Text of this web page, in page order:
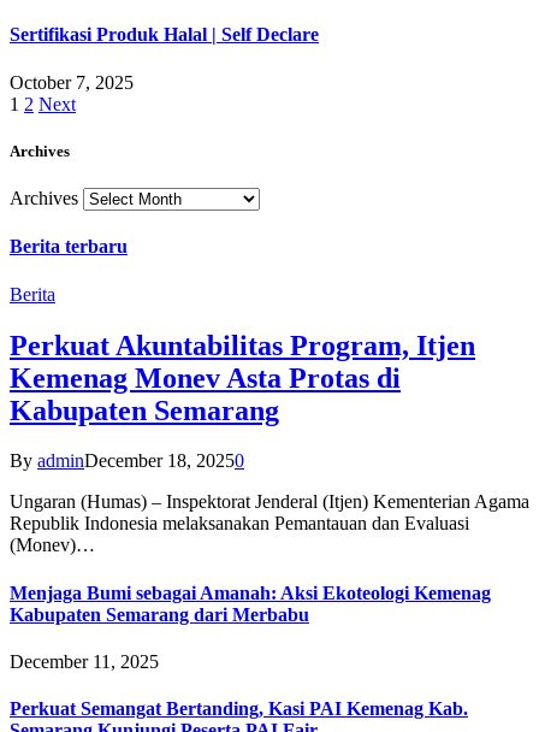
Sertifikasi Produk Halal | Self Declare
October 7, 2025
1 2 Next
Archives
Archives
Berita terbaru
Berita
Perkuat Akuntabilitas Program, Itjen
Kemenag Monev Asta Protas di
Kabupaten Semarang
By adminDecember 18, 20250
Ungaran (Humas) – Inspektorat Jenderal (Itjen) Kementerian Agama
Republik Indonesia melaksanakan Pemantauan dan Evaluasi
(Monev)…
Menjaga Bumi sebagai Amanah: Aksi Ekoteologi Kemenag
Kabupaten Semarang dari Merbabu
December 11, 2025
Perkuat Semangat Bertanding, Kasi PAI Kemenag Kab.